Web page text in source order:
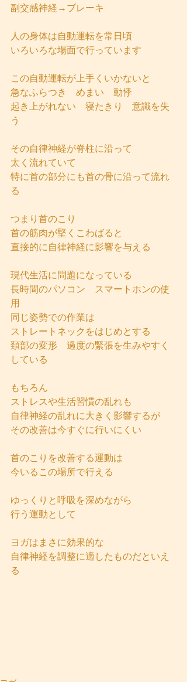
副交感神経→ブレーキ
人の身体は自動運転を常日頃
いろいろな場面で行っています
この自動運転が上手くいかないと
急なふらつき　めまい　動悸
起き上がれない　寝たきり　意識を失
う
その自律神経が脊柱に沿って
太く流れていて
特に首の部分にも首の骨に沿って流れ
る
つまり首のこり
首の筋肉が堅くこわばると
直接的に自律神経に影響を与える
現代生活に問題になっている
長時間のパソコン　スマートホンの使
用
同じ姿勢での作業は
ストレートネックをはじめとする
頚部の変形　過度の緊張を生みやすく
している
もちろん
ストレスや生活習慣の乱れも
自律神経の乱れに大きく影響するが
その改善は今すぐに行いにくい
首のこりを改善する運動は
今いるこの場所で行える
ゆっくりと呼吸を深めながら
行う運動として
ヨガはまさに効果的な
自律神経を調整に適したものだといえ
る